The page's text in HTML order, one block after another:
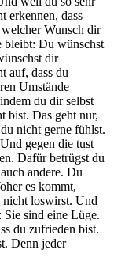
erkennen, dass
Wunsch dir
bleibt: Du wünschst
dir
auf, dass du
Umstände
du dir selbst
bist. Das geht nur,
nicht gerne fühlst.
gegen die tust
Dafür betrügst du
andere. Du
es kommt,
nicht loswirst. Und
Sie sind eine Lüge.
du zufrieden bist.
Denn jeder